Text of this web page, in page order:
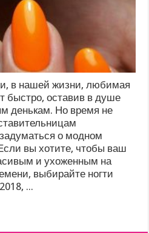
в нашей жизни, любимая
быстро, оставив в душе
денькам. Но время не
о модном
вы хотите, чтобы ваш
и ухоженным на
выбирайте ногти
...